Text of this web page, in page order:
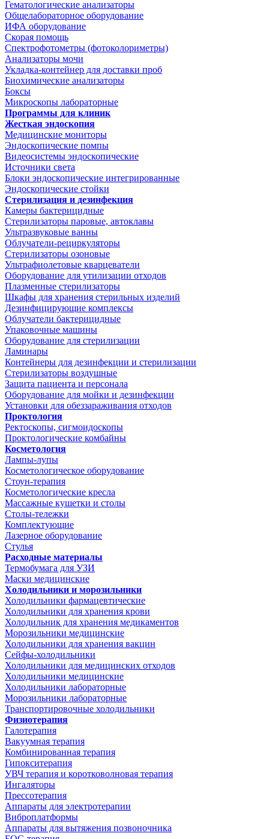
Гематологические анализаторы
Общелабораторное оборудование
ИФА оборудование
Скорая помощь
Спектрофотометры (фотоколориметры)
Анализаторы мочи
Укладка-контейнер для доставки проб
Биохимические анализаторы
Боксы
Микроскопы лабораторные
Программы для клиник
Жесткая эндоскопия
Медицинские мониторы
Эндоскопические помпы
Видеосистемы эндоскопические
Источники света
Блоки эндоскопические интегрированные
Эндоскопические стойки
Стерилизация и дезинфекция
Камеры бактерицидные
Стерилизаторы паровые, автоклавы
Ультразвуковые ванны
Облучатели-рециркуляторы
Стерилизаторы озоновые
Ультрафиолетовые кварцеватели
Оборудование для утилизации отходов
Плазменные стерилизаторы
Шкафы для хранения стерильных изделий
Дезинфицирующие комплексы
Облучатели бактерицидные
Упаковочные машины
Оборудование для стерилизации
Ламинары
Контейнеры для дезинфекции и стерилизации
Стерилизаторы воздушные
Защита пациента и персонала
Оборудование для мойки и дезинфекции
Установки для обеззараживания отходов
Проктология
Ректоскопы, сигмоидоскопы
Проктологические комбайны
Косметология
Лампы-лупы
Косметологическое оборудование
Стоун-терапия
Косметологические кресла
Массажные кушетки и столы
Столы-тележки
Комплектующие
Лазерное оборудование
Стулья
Расходные материалы
Термобумага для УЗИ
Маски медицинские
Холодильники и морозильники
Холодильники фармацевтические
Холодильники для хранения крови
Холодильник для хранения медикаментов
Морозильники медицинские
Холодильники для хранения вакцин
Сейфы-холодильники
Холодильники для медицинских отходов
Холодильники медицинские
Холодильники лабораторные
Морозильники лабораторные
Транспортировочные холодильники
Физиотерапия
Галотерапия
Вакуумная терапия
Комбинированная терапия
Гипокситерапия
УВЧ терапия и коротковолновая терапия
Ингаляторы
Прессотерапия
Аппараты для электротерапии
Виброплатформы
Аппараты для вытяжения позвоночника